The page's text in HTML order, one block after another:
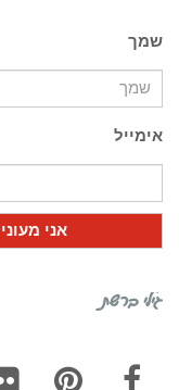
שמך
אימייל
גילי ברשת